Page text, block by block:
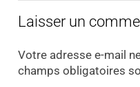
Laisser un
Votre adresse e-mail
champs obligatoires